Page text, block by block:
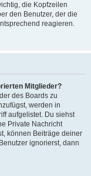
die Kopfzeilen
den Benutzer, der die
reagieren.
Mitglieder?
des Boards zu
werden in
aufgelistet. Du siehst
Private Nachricht
können Beiträge deiner
ignorierst, dann